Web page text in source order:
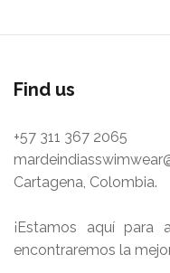
Find us
+57 311 367 2065
Cartagena, Colombia.
¡Estamos aquí para
encontraremos la